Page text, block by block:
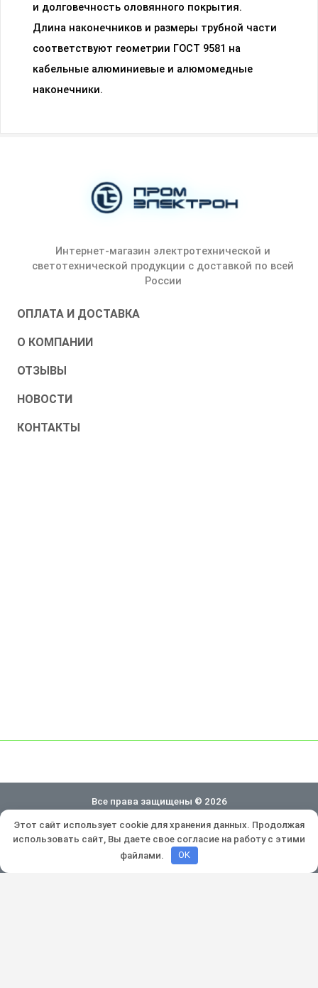
и долговечность оловянного покрытия.
Длина наконечников и размеры трубной части
соответствуют геометрии ГОСТ 9581 на
кабельные алюминиевые и алюмомедные
наконечники.
Интернет-магазин электротехнической и
светотехнической продукции с доставкой по всей
России
ОПЛАТА И ДОСТАВКА
О КОМПАНИИ
ОТЗЫВЫ
НОВОСТИ
КОНТАКТЫ
Все права защищены © 2026
Политика конфиденциальности
Разработка и продвижение:
Этот сайт использует cookie для хранения данных. Продолжая
использовать сайт, Вы даете свое согласие на работу с этими
файлами.
OK